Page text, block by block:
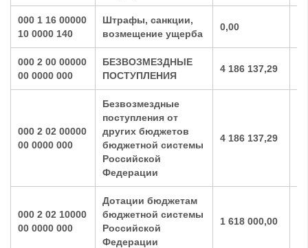
000 1 16 00000
10 0000 140
Штрафы, санкции,
возмещение ущерба
0,00
000 2 00 00000
00 0000 000
БЕЗВОЗМЕЗДНЫЕ
ПОСТУПЛЕНИЯ
4 186 137,29
000 2 02 00000
00 0000 000
Безвозмездные
поступления от
других бюджетов
бюджетной системы
Российской
Федерации
4 186 137,29
000 2 02 10000
00 0000 000
Дотации бюджетам
бюджетной системы
Российской
Федерации
1 618 000,00